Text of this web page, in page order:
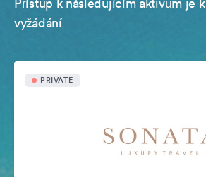
vyžádání
PRIVATE